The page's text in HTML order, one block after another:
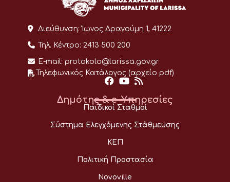
Διεύθυνση: Ίωνος Δραγούμη 1, 41222
Τηλ. Κέντρο: 2413 500 200
E-mail: protokolo@larissa.gov.gr
Τηλεφωνικός Κατάλογος (αρχείο pdf)
Δημότης & e-Υπηρεσίες
Παιδικοί Σταθμοί
Σύστημα Ελεγχόμενης Στάθμευσης
ΚΕΠ
Πολιτική Προστασία
Novoville